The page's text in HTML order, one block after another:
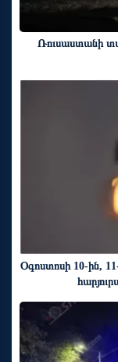
Ռուսաստանի
Օգոստոսի 10-ին,